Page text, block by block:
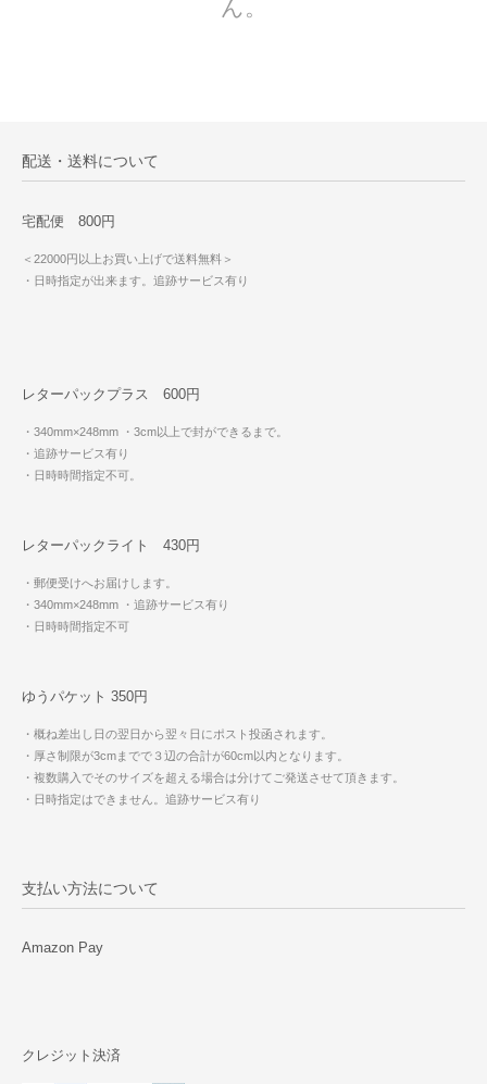
ん。
配送・送料について
宅配便 800円
＜22000円以上お買い上げで送料無料＞
・日時指定が出来ます。追跡サービス有り
レターパックプラス 600円
・340mm×248mm ・3cm以上で封ができるまで。
・追跡サービス有り
・日時時間指定不可。
レターパックライト 430円
・郵便受けへお届けします。
・340mm×248mm ・追跡サービス有り
・日時時間指定不可
ゆうパケット 350円
・概ね差出し日の翌日から翌々日にポスト投函されます。
・厚さ制限が3cmまでで３辺の合計が60cm以内となります。
・複数購入でそのサイズを超える場合は分けてご発送させて頂きます。
・日時指定はできません。追跡サービス有り
支払い方法について
Amazon Pay
クレジット決済